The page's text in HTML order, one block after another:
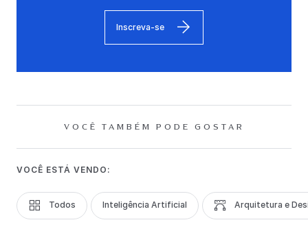
Inscreva-se
VOCÊ TAMBÉM PODE GOSTAR
VOCÊ ESTÁ VENDO:
Todos Inteligência Artificial Arquitetura e